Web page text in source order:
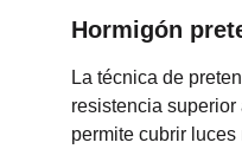
Hormigón
La técnica de
resistencia
permite cubrir